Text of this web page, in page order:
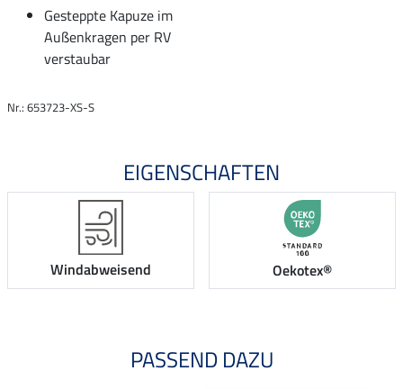
Gesteppte Kapuze im
Außenkragen per RV
verstaubar
Nr.: 653723-XS-S
EIGENSCHAFTEN
Windabweisend Oekotex®
PASSEND DAZU